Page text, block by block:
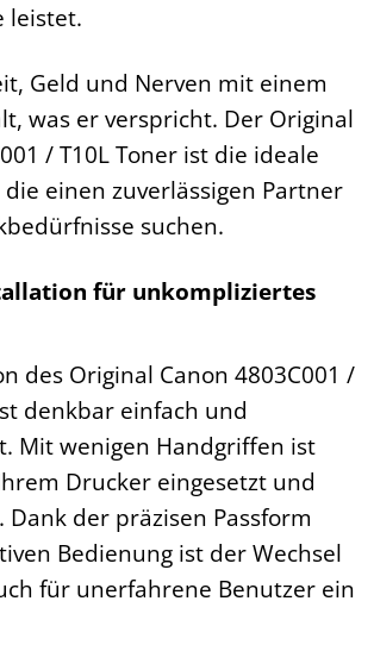
leistet.
Geld und Nerven mit einem
was er verspricht. Der Original
/ T10L Toner ist die ideale
einen zuverlässigen Partner
suchen.
für unkompliziertes
des Original Canon 4803C001 /
denkbar einfach und
Mit wenigen Handgriffen ist
Drucker eingesetzt und
der präzisen Passform
Bedienung ist der Wechsel
für unerfahrene Benutzer ein